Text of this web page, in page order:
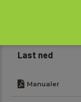
Last ned
Manualer